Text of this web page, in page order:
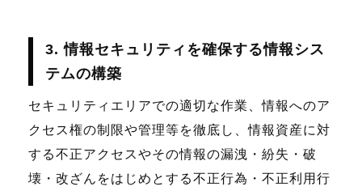
3. 情報セキュリティを確保する情報シス
テムの構築
セキュリティエリアでの適切な作業、情報へのア
クセス権の制限や管理等を徹底し、情報資産に対
する不正アクセスやその情報の漏洩・紛失・破
壊・改ざんをはじめとする不正行為・不正利用行